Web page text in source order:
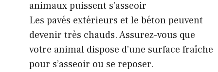
animaux puissent s’asseoir
Les pavés extérieurs et le béton peuvent
devenir très chauds. Assurez-vous que
votre animal dispose d’une surface fraîche
pour s’asseoir ou se reposer.